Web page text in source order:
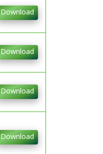
Download
Download
Download
Download